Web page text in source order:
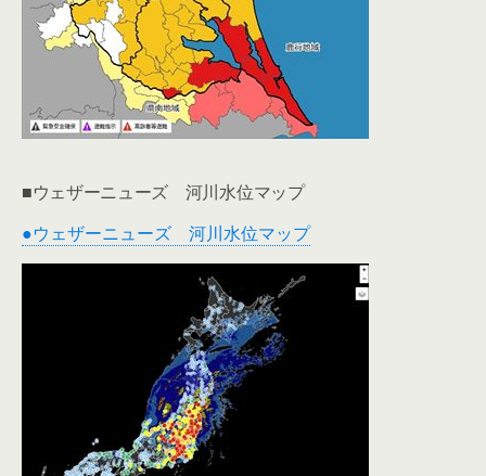
■ウェザーニューズ 河川水位マップ
●ウェザーニューズ 河川水位マップ